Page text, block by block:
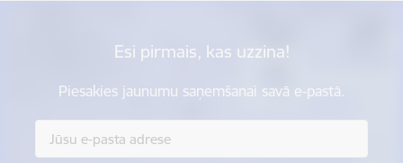
Esi pirmais, kas uzzina!
Piesakies jaunumu saņemšanai savā e-pastā.